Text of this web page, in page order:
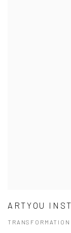
ARTYOU
TRANSFORMATION